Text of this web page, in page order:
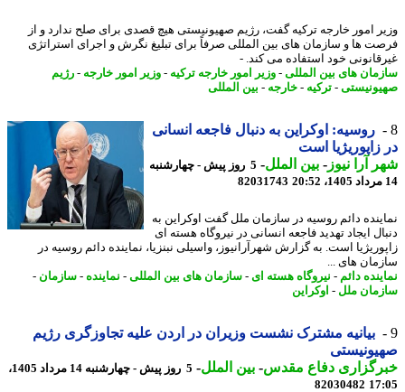
امور خارجه ترکیه گفت، رژیم صهیونیستی هیچ قصدی برای صلح ندارد و از
ها و سازمان های بین المللی صرفاً برای تبلیغ نگرش و اجرای استراتژی
خود استفاده می کند. -
های بین المللی-وزیر امور خارجه ترکیه-وزیر امور خارجه-رژیم
-ترکیه-خارجه-بین المللی
روسیه: اوکراین به دنبال فاجعه انسانی
است
آرا نیوز-بین الملل-
5 روز پیش - چهارشنبه
82031743
دائم روسیه در سازمان ملل گفت اوکراین به
ایجاد تهدید فاجعه انسانی در نیروگاه هسته ای
است. به گزارش شهرآرانیوز، واسیلی نبنزیا، نماینده دائم روسیه در
های ...
دائم - نیروگاه هسته ای- سازمان های بین المللی-نماینده-سازمان -
ملل -اوکراین
بیانیه مشترک نشست وزیران در اردن علیه تجاوزگری رژیم
دفاع مقدس-بین الملل-
5 روز پیش - چهارشنبه 14 مرداد 1405،
82030482